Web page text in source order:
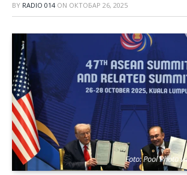
BY RADIO 014 ON ОКТОБАР 26, 2025
Foto: Pool Photo